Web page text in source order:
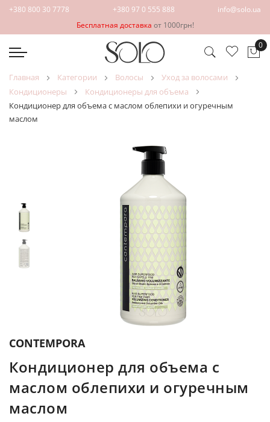
+380 800 30 7778 +380 97 0 555 888
info@solo.ua
Бесплатная доставка от 1000грн!
0
главная категории волосы
уход за волосами
кондиционеры
кондиционеры для объема
Кондиционер для объема с маслом облепихи и огуречным
маслом
CONTEMPORA
Кондиционер для объема с
маслом облепихи и огуречным
маслом